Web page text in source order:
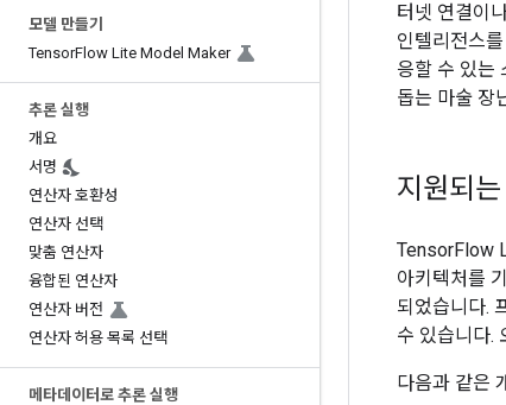
모델 만들기
TensorFlow Lite Model Maker
추론 실행
개요
서명
연산자 호환성
연산자 선택
맞춤 연산자
융합된 연산자
연산자 버전
연산자 허용 목록 선택
메타데이터로 추론 실행
터넷 연결이
인텔리전스
응할 수 있는
돕는 마술 장
지원되
TensorFlow
아키텍처를
되었습니다.
수 있습니다.
다음과 같은